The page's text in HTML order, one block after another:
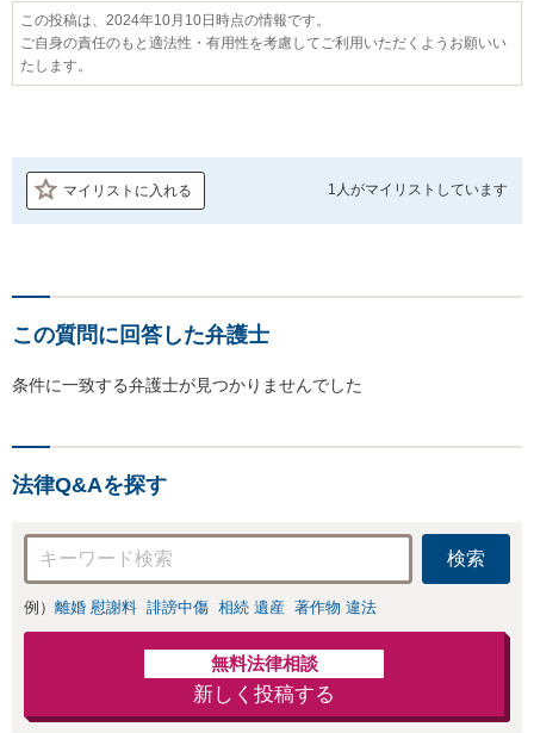
この投稿は、2024年10月10日時点の情報です。
ご自身の責任のもと適法性・有用性を考慮してご利用いただくようお願いい
たします。
マイリストに入れる 1人がマイリストしています
この質問に回答した弁護士
条件に一致する弁護士が見つかりませんでした
法律Q&Aを探す
検索
例） 離婚 慰謝料 誹謗中傷 相続 遺産 著作物 違法
無料法律相談
新しく投稿する